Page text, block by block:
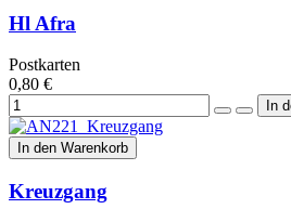
Hl Afra
Postkarten
0,80 €
In den Warenkorb
Kreuzgang